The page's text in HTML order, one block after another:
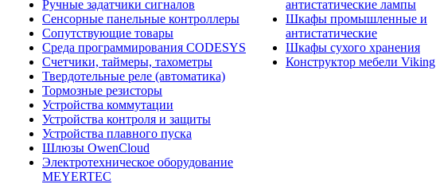
Ручные задатчики сигналов
Сенсорные панельные контроллеры
Сопутствующие товары
Среда программирования CODESYS
Счетчики, таймеры, тахометры
Твердотельные реле (автоматика)
Тормозные резисторы
Устройства коммутации
Устройства контроля и защиты
Устройства плавного пуска
Шлюзы OwenCloud
Электротехническое оборудование
MEYERTEC
антистатические лампы
Шкафы промышленные и
антистатические
Шкафы сухого хранения
Конструктор мебели Viking